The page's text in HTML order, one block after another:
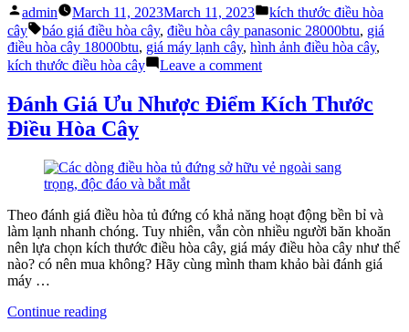
điều
hòa
cây
là
bao
nhiêu?
Bạn
đã
biết
chưa?”
Posted
by
admin March 11, 2023March 11, 2023
Posted
in
kích thước điều hòa
cây
Tags:
báo giá điều hòa cây, điều hòa cây panasonic 28000btu, giá
điều hòa cây 18000btu, giá máy lạnh cây, hình ảnh điều hòa cây,
kích thước điều hòa cây
Leave a commenton
thước
điều
bao
Bạn
đã
biết
chưa?
Đánh Giá Ưu Nhược Điểm Kích Thước
Điều Hòa Cây
Theo đánh giá điều hòa tủ đứng có khả năng hoạt động bền bỉ và
làm lạnh nhanh chóng. Tuy nhiên, vẫn còn nhiều người băn khoăn
nên lựa chọn kích thước điều hòa cây, giá máy điều hòa cây như thế
nào? có nên mua không? Hãy cùng mình tham khảo bài đánh giá
máy …
Continue reading“Đánh